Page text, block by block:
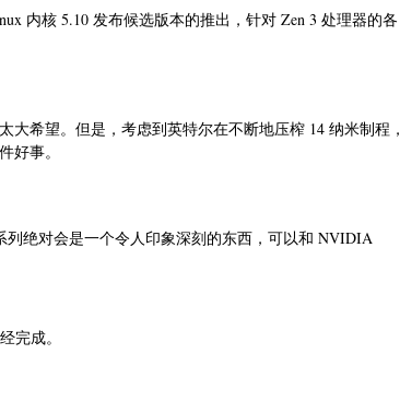
内核 5.10 发布候选版本的推出，针对 Zen 3 处理器的各
大希望。但是，考虑到英特尔在不断地压榨 14 纳米制程，
好事。
列绝对会是一个令人印象深刻的东西，可以和 NVIDIA
完成。